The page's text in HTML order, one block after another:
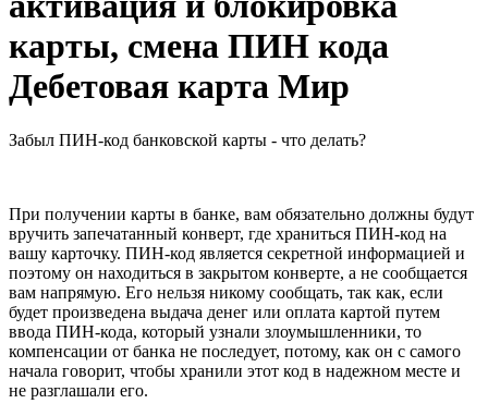
карты, смена ПИН кода
Дебетовая карта Мир
Забыл ПИН-код банковской карты - что делать?
При получении карты в банке, вам обязательно должны будут
вручить запечатанный конверт, где храниться ПИН-код на
вашу карточку. ПИН-код является секретной информацией и
поэтому он находиться в закрытом конверте, а не сообщается
вам напрямую. Его нельзя никому сообщать, так как, если
будет произведена выдача денег или оплата картой путем
ввода ПИН-кода, который узнали злоумышленники, то
компенсации от банка не последует, потому, как он с самого
начала говорит, чтобы хранили этот код в надежном месте и
не разглашали его.